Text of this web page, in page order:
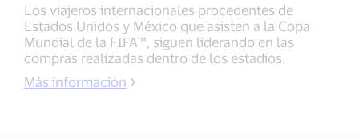
Los viajeros internacionales procedentes de
Estados Unidos y México que asisten a la Copa
Mundial de la FIFA™, siguen liderando en las
compras realizadas dentro de los estadios.
Más información